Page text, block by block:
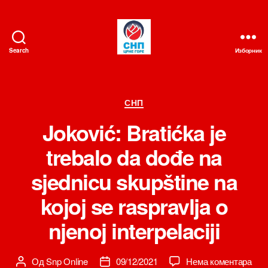
Search Изборник
Категорије
СНП
Joković: Bratićka je
trebalo da dođe na
sjednicu skupštine na
kojoj se raspravlja o
njenoj interpelaciji
Аутор
ОдSnp Online
Датум09/12/2021 Нема коментарана